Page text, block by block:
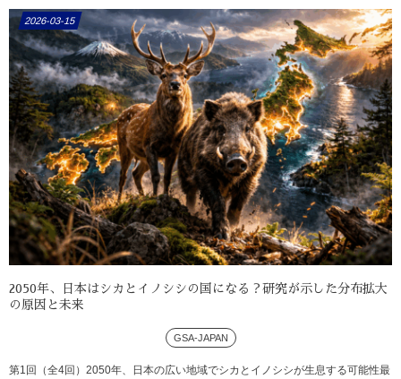
2026-03-15
2050年、日本はシカとイノシシの国になる？研究が示した分布拡大
の原因と未来
GSA-JAPAN
第1回（全4回）2050年、日本の広い地域でシカとイノシシが生息する可能性最